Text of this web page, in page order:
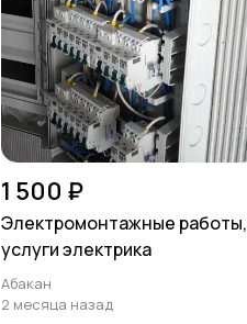
1 500 ₽
Электромонтажные работы,
услуги электрика
Абакан
2 месяца назад